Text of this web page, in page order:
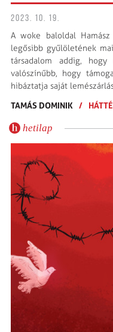
2023. 10. 19.
A woke baloldal
legősibb gyűlöletének
társadalom addig,
valószínűbb, hogy
hibáztatja saját
TAMÁS DOMINIK
/
hetilap